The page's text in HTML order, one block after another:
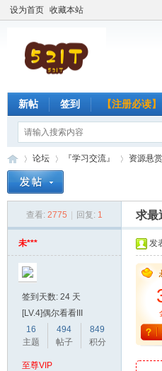
设为首页 收藏本站
新帖 签到 【注册必读】
论坛
›
『学习交流』 资源悬赏
查看: 2775 回复: 1 求最
未***
签到天数: 24 天
[LV.4]偶尔看看III
16
主题
494
帖子
849
积分
至尊VIP
发